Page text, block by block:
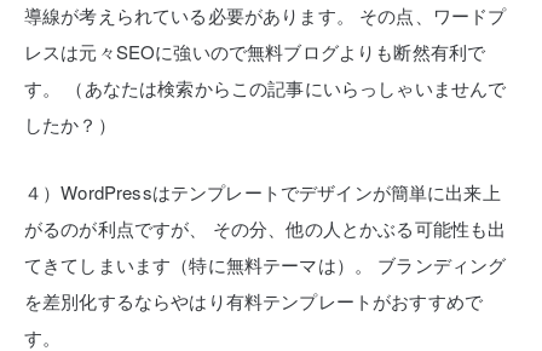
導線が考えられている必要があります。
その点、ワードプ
レスは元々SEOに強いので無料ブログよりも断然有利で
す。
（あなたは検索からこの記事にいらっしゃいませんで
したか？）
４）WordPressはテンプレートでデザインが簡単に出来上
がるのが利点ですが、
その分、他の人とかぶる可能性も出
てきてしまいます（特に無料テーマは）。
ブランディング
を差別化するならやはり有料テンプレートがおすすめで
す。